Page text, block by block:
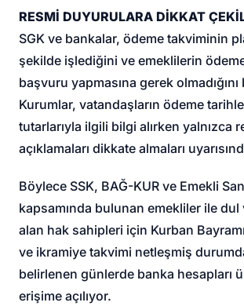
RESMİ DUYURULARA DİKKAT
SGK ve bankalar, ödeme takviminin
şekilde işlediğini ve emeklilerin
başvuru yapmasına gerek
Kurumlar, vatandaşların ödeme
tutarlarıyla ilgili bilgi alırken yalnızca
açıklamaları dikkate almaları
Böylece SSK, BAĞ-KUR ve Emekli
kapsamında bulunan emekliler ile dul
alan hak sahipleri için Kurban
ve ikramiye takvimi netleşmiş
belirlenen günlerde banka hesapları
erişime açılıyor.